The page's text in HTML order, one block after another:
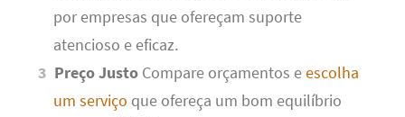
por empresas que ofereçam suporte
atencioso e eficaz.
Preço Justo Compare orçamentos eescolha
um serviço que ofereça um bom equilíbrio